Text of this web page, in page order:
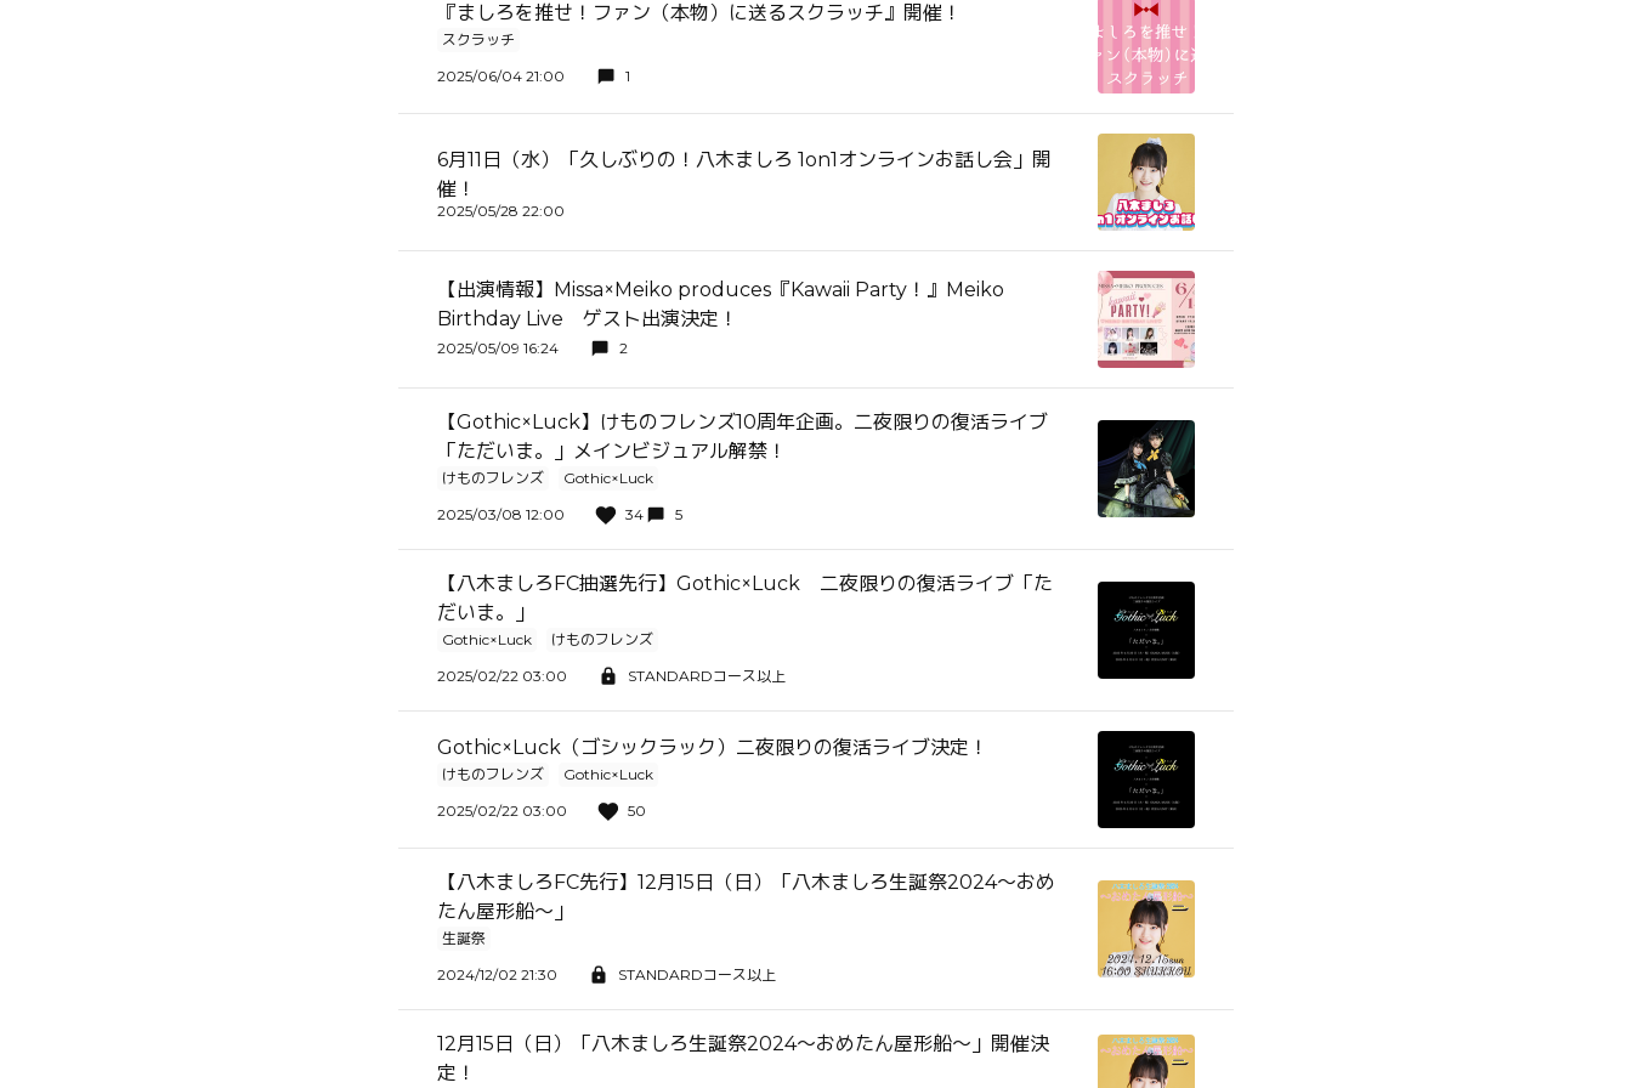
『ましろを推せ！ファン（本物）に送るスクラッチ』開催！
スクラッチ
2025/06/04 21:00
1
6月11日（水）「久しぶりの！八木ましろ 1on1オンラインお話し会」開
催！
2025/05/28 22:00
【出演情報】Missa×Meiko produces『Kawaii Party！』Meiko
Birthday Live ゲスト出演決定！
2025/05/09 16:24 2
【Gothic×Luck】けものフレンズ10周年企画。二夜限りの復活ライブ
「ただいま。」メインビジュアル解禁！
けものフレンズ
Gothic×Luck
2025/03/08 12:00
34 5
【八木ましろFC抽選先行】Gothic×Luck 二夜限りの復活ライブ「た
だいま。」
Gothic×Luck
けものフレンズ
2025/02/22 03:00
STANDARDコース以上
Gothic×Luck（ゴシックラック）二夜限りの復活ライブ決定！
けものフレンズ
Gothic×Luck
2025/02/22 03:00
50
【八木ましろFC先行】12月15日（日）「八木ましろ生誕祭2024〜おめ
たん屋形船〜」
生誕祭
2024/12/02 21:30
STANDARDコース以上
12月15日（日）「八木ましろ生誕祭2024〜おめたん屋形船〜」開催決
定！